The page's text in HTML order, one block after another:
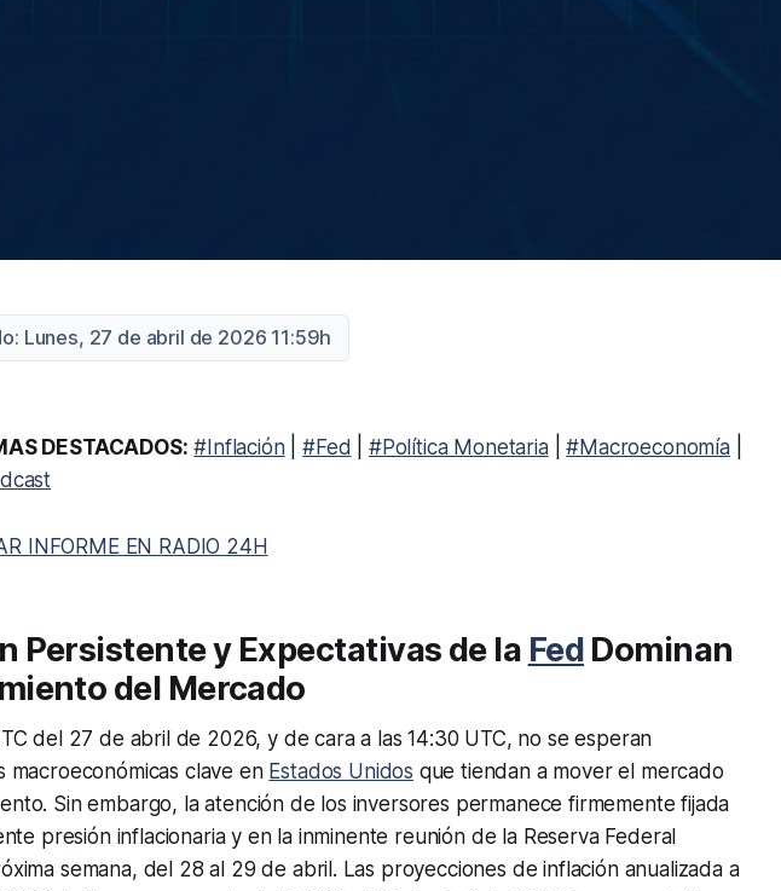
Lunes, 27 de abril de 2026 11:59h
DESTACADOS: #Inflación|#Fed #Política Monetaria|#Macroeconomía|
INFORME EN RADIO 24H
Persistente y Expectativas de la FedDominan
del Mercado
del 27 de abril de 2026, y de cara a las 14:30 UTC, no se esperan
macroeconómicas clave en Estados Unidos que tiendan a mover el mercado
Sin embargo, la atención de los inversores permanece firmemente fijada
presión inflacionaria y en la inminente reunión de la Reserva Federal
semana, del 28 al 29 de abril. Las proyecciones de inflación anualizada a